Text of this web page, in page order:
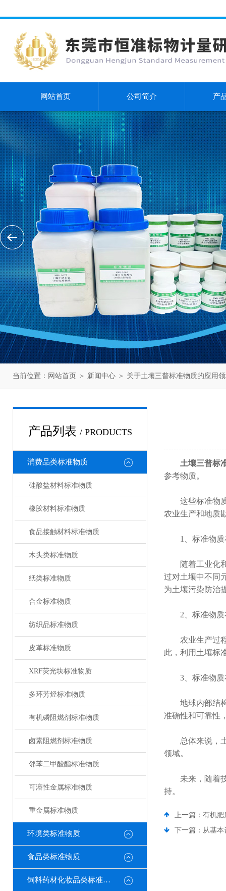
网站首页 公司简介 产
当前位置： 网站首页 ＞ 新闻中心 ＞ 关于土壤三普标准物质的应用
产品列表 / PRODUCTS
消费品类标准物质
硅酸盐材料标准物质
橡胶材料标准物质
食品接触材料标准物质
木头类标准物质
纸类标准物质
合金标准物质
纺织品标准物质
皮革标准物质
XRF荧光块标准物质
多环芳烃标准物质
有机磷阻燃剂标准物质
卤素阻燃剂标准物质
邻苯二甲酸酯标准物质
可溶性金属标准物质
重金属标准物质
环境类标准物质
食品类标准物质
饲料药材化妆品类标准物质
土壤三普标
参考物质。
这些标准物质
农业生产和地质
1、标准物质
随着工业化和
过对土壤中不同
为土壤污染防治
2、标准物质
农业生产过程
此，利用土壤标
3、标准物质
地球内部结构
准确性和可靠性
总体来说，土
领域。
未来，随着技
持。
上一篇： 有机肥
下一篇： 从基本